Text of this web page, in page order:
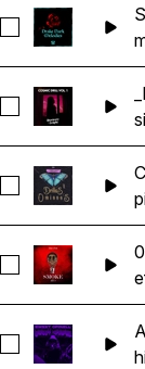
Seleccionar
Seleccionar
Seleccionar
Seleccionar
Seleccionar